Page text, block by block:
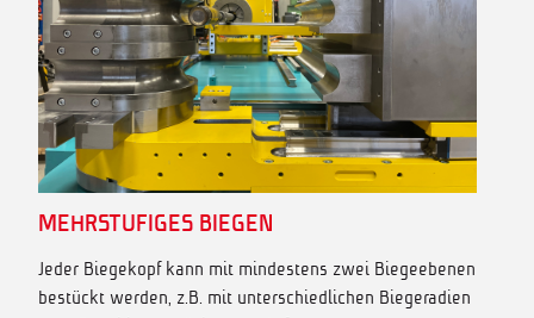
MEHRSTUFIGES BIEGEN
Jeder Biegekopf kann mit mindestens zwei Biegeebenen
bestückt werden, z.B. mit unterschiedlichen Biegeradien